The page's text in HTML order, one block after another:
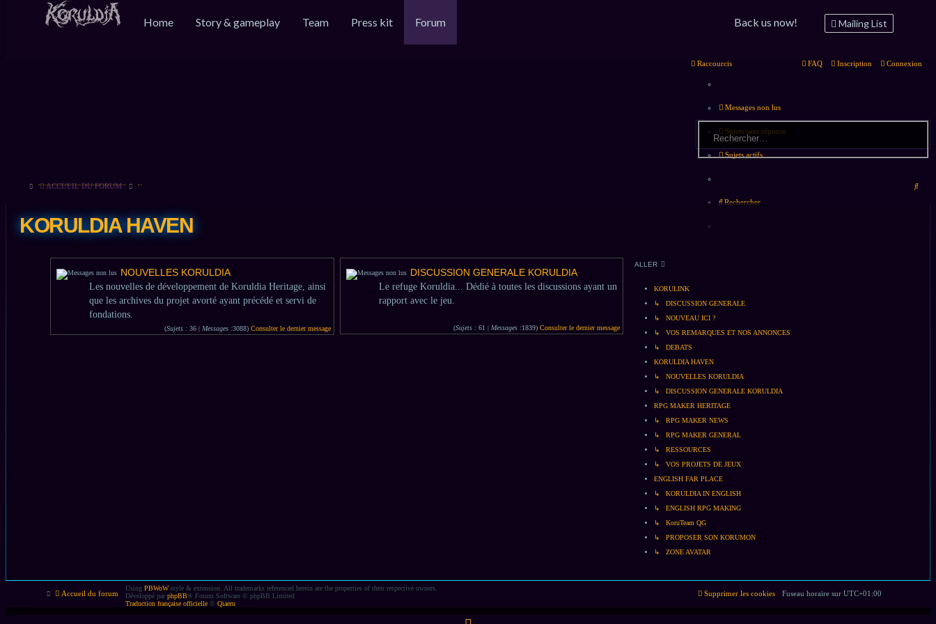
Home Story & gameplay Team Press kit Forum Mailing List
Back us now!
Raccourcis
Messages non lus
Sujets sans réponse
Sujets actifs
Rechercher
Connexion
Inscription
FAQ
ACCUEIL DU FORUM
KORULDIA HAVEN
NOUVELLES KORULDIA
Les nouvelles de développement de Koruldia Heritage, ainsi
que les archives du projet avorté ayant précédé et servi de
fondations.
(Sujets :36 | Messages :3088) Consulter le dernier message
DISCUSSION GENERALE KORULDIA
Le refuge Koruldia... Dédié à toutes les discussions ayant un
rapport avec le jeu.
(Sujets : 61 | Messages :1839)Consulter le dernier message
ALLER
KORULINK
↳ DISCUSSION GENERALE
↳ NOUVEAU ICI ?
↳ VOS REMARQUES ET NOS ANNONCES
↳ DEBATS
KORULDIA HAVEN
↳ NOUVELLES KORULDIA
↳ DISCUSSION GENERALE KORULDIA
RPG MAKER HERITAGE
↳ RPG MAKER NEWS
↳ RPG MAKER GENERAL
↳ RESSOURCES
↳ VOS PROJETS DE JEUX
ENGLISH FAR PLACE
↳ KORULDIA IN ENGLISH
↳ ENGLISH RPG MAKING
↳ KoruTeam QG
↳ PROPOSER SON KORUMON
↳ ZONE AVATAR
Accueil du forum Fuseau horaire sur UTC+01:00
Supprimer les cookies
Using PBWoWstyle & extension. All trademarks referenced herein are the properties of their respective owners.
Développé parphpBB® Forum Software © phpBB Limited
Traduction française officielle© Qiaeru